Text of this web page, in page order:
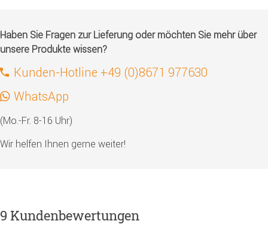
Haben Sie Fragen zur Lieferung oder möchten Sie mehr über
unsere Produkte wissen?
Kunden-Hotline +49 (0)8671 977630
WhatsApp
(Mo.-Fr. 8-16 Uhr)
Wir helfen Ihnen gerne weiter!
9 Kundenbewertungen